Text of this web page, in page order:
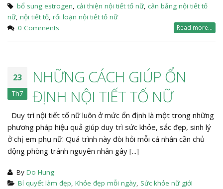
bổ sung estrogen, cải thiện nội tiết tố nữ, cân bằng nội tiết tố
nữ, nội tiết tố, rối loạn nội tiết tố nữ
0 Comments
Read more...
23
Th7
NHỮNG CÁCH GIÚP ỔN
ĐỊNH NỘI TIẾT TỐ NỮ
Duy trì nội tiết tố nữ luôn ở mức ổn định là một trong những
phương pháp hiệu quả giúp duy trì sức khỏe, sắc đẹp, sinh lý
ở chị em phụ nữ. Quá trình này đòi hỏi mỗi cá nhân cần chủ
động phòng tránh nguyên nhân gây [...]
By Do Hung
Bí quyết làm đẹp, Khỏe đẹp mỗi ngày, Sức khỏe nữ giới